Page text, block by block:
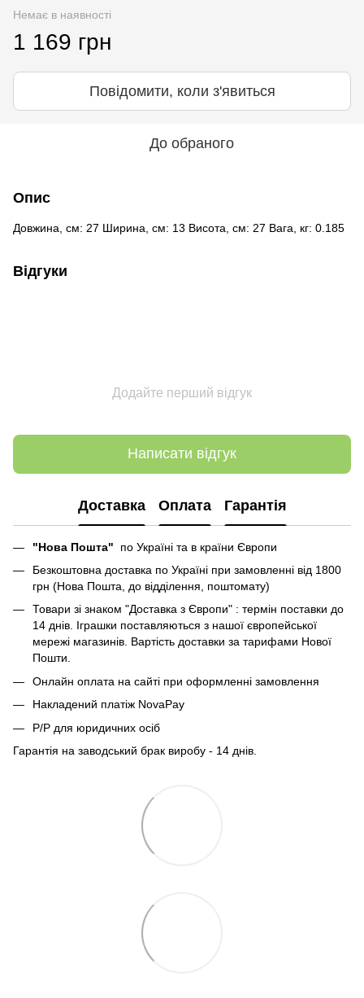
Немає в наявності
1 169 грн
Повідомити, коли з'явиться
До обраного
Опис
Довжина, см: 27 Ширина, см: 13 Висота, см: 27 Вага, кг: 0.185
Відгуки
Додайте перший відгук
Написати відгук
Доставка Оплата Гарантія
"Нова Пошта" по Україні та в країни Європи
Безкоштовна доставка по Україні при замовленні від 1800
грн (Нова Пошта, до відділення, поштомату)
Товари зі знаком "Доставка з Європи" : термін поставки до
14 днів. Іграшки поставляються з нашої європейської
мережі магазинів. Вартість доставки за тарифами Нової
Пошти.
Онлайн оплата на сайті при оформленні замовлення
Накладений платіж NovaPay
Р/Р для юридичних осіб
Гарантія на заводський брак виробу - 14 днів.